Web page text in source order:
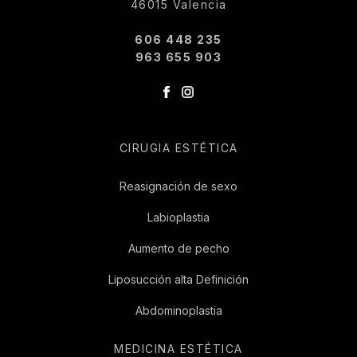
46015 Valencia
606 448 235
963 655 903
CIRUGIA ESTÉTICA
Reasignación de sexo
Labioplastia
Aumento de pecho
Liposucción alta Definición
Abdominoplastia
MEDICINA ESTÉTICA